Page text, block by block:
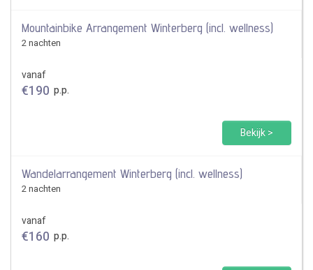
Mountainbike Arrangement Winterberg (incl. wellness)
2 nachten
vanaf
€190 p.p.
Bekijk >
Wandelarrangement Winterberg (incl. wellness)
2 nachten
vanaf
€160 p.p.